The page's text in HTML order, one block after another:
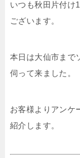
いつも秋田片付け
ございます。
本日は大仙市まで
伺って来ました。
お客様よりアンケ
紹介します。